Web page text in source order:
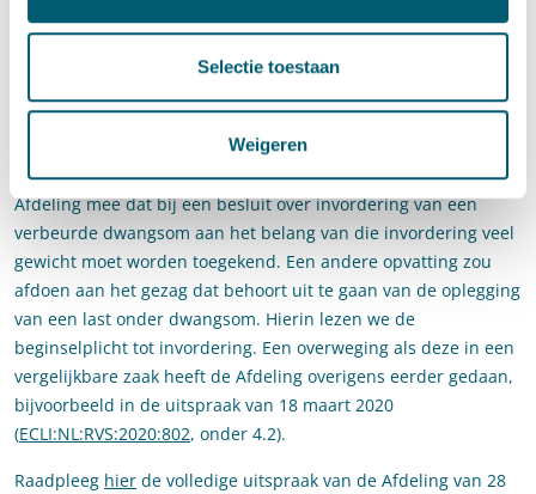
Selectie toestaan
Weigeren
van overtredingen van zowel artikel 1b als artikel 12 van de
Woningwet. Deze overtredingen maken een belangrijk
rechtbank terecht geoordeeld dat er voor het college geen
bijzondere omstandigheden aanwezig zijn om geheel of
gedeeltelijk van invordering af te zien. Daarbij weegt de
Afdeling mee dat bij een besluit over invordering van een
verbeurde dwangsom aan het belang van die invordering veel
gewicht moet worden toegekend. Een andere opvatting zou
afdoen aan het gezag dat behoort uit te gaan van de oplegging
van een last onder dwangsom. Hierin lezen we de
beginselplicht tot invordering. Een overweging als deze in een
vergelijkbare zaak heeft de Afdeling overigens eerder gedaan,
bijvoorbeeld in de uitspraak van 18 maart 2020
(ECLI:NL:RVS:2020:802, onder 4.2).
Raadpleeg hier de volledige uitspraak van de Afdeling van 28